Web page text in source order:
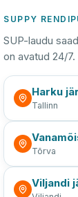
SUPPY
SUP-laudu
on avatud 24/
Harku
Tallinn
Tõrva
Viljandi